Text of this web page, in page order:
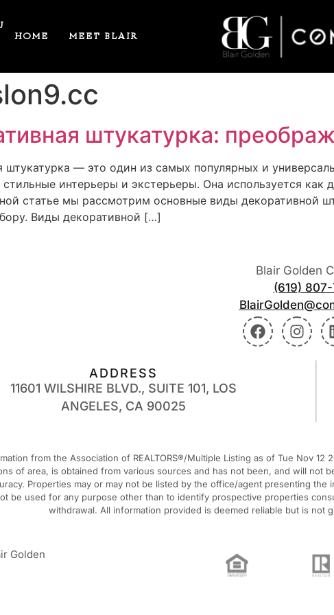
HOME
MEET BLAIR
штукатурка:
штукатурка — это один из самых популярных и
стильные интерьеры и экстерьеры. Она используется
статье мы рассмотрим основные виды декоративной
Виды декоративной […]
Blair Golden
(619) 807-
ADDRESS
11601 WILSHIRE BLVD., SUITE 101, LOS
ANGELES, CA 90025
from the Association of REALTORS®/Multiple Listing as of Tue Nov
of area, is obtained from various sources and has not been, and will
Properties may or may not be listed by the office/agent presenting
be used for any purpose other than to identify prospective properties
withdrawal. All information provided is deemed reliable but is not
Golden